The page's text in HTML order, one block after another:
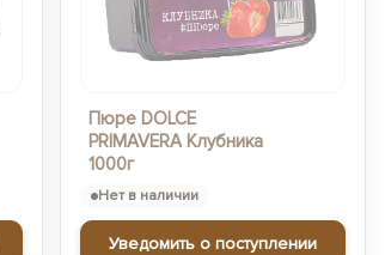
Пюре DOLCE
PRIMAVERA Клубника
1000г
Нет в наличии
Уведомить о поступлении